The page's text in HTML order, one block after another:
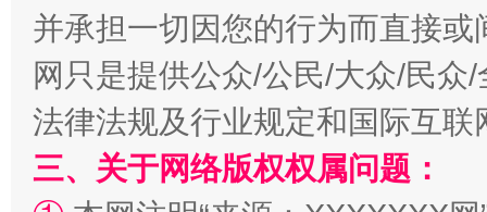
解纷+调解+退费，一次搞定
并承担一切因您的行为而直接
网只是提供公众/公民/大众/民
法律法规及行业规定和国际互
三、关于网络版权权属问题：